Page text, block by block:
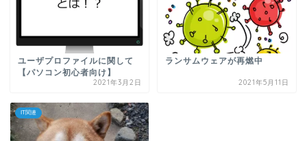
ユーザプロファイルに関して
【パソコン初心者向け】
2021年3月2日
ランサムウェアが再燃中
2021年5月11日
IT関連